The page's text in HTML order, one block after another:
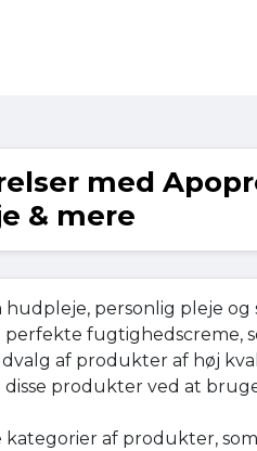
med
& mere
personlig pleje
fugtighedscreme,
af produkter af høj
produkter ved at
af produkter,